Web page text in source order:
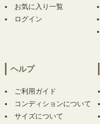
ィース パーリーゲイ
クス フリー ホワイト
ブルー系 シンプル 薄
イト レッドレーベル
とうございます！
神奈川県にて【中古
お気に入り一覧
ログイン
ヘルプ
ご利用ガイド
コンディションについて
サイズについて